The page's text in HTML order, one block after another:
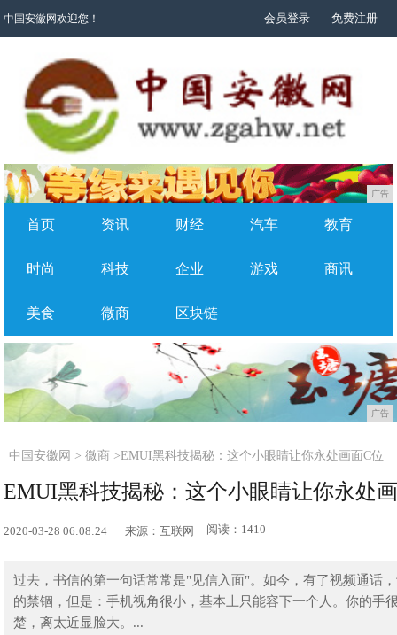
中国安徽网欢迎您！ 会员登录 免费注册
广告
首页 资讯 财经 汽车 教育
时尚 科技 企业 游戏 商讯
美食 微商 区块链
广告
中国安徽网 >微商 >EMUI黑科技揭秘：这个小眼睛让你永处画面C位
EMUI黑科技揭秘：这个小眼睛让你永处
2020-03-28 06:08:24 来源：互联网 阅读：1410
过去，书信的第一句话常常是"见信入面"。如今，有了视频通话
的禁锢，但是：手机视角很小，基本上只能容下一个人。你的
楚，离太近显脸大。...